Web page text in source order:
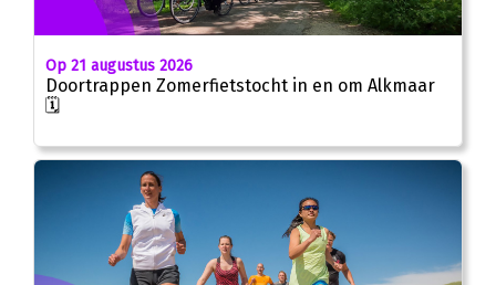
Op 21 augustus 2026
Doortrappen Zomerfietstocht in en om Alkmaar
🗓